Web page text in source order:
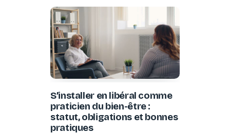
S’installer en libéral comme
praticien du bien-être :
statut, obligations et bonnes
pratiques